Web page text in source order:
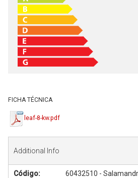
FICHA TÉCNICA
leaf-8-kw.pdf
Additional Info
Código: 60432510 -